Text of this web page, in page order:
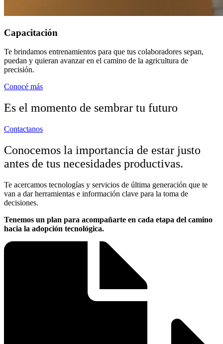
Capacitación
Te brindamos entrenamientos para que tus colaboradores sepan,
puedan y quieran avanzar en el camino de la agricultura de
precisión.
Conocé más
Es el momento de sembrar tu futuro
Contactanos
Conocemos la importancia de estar justo
antes de tus necesidades productivas.
Te acercamos tecnologías y servicios de última generación que te
van a dar herramientas e información clave para la toma de
decisiones.
Tenemos un plan para acompañarte en cada etapa del camino
hacia la adopción tecnológica.